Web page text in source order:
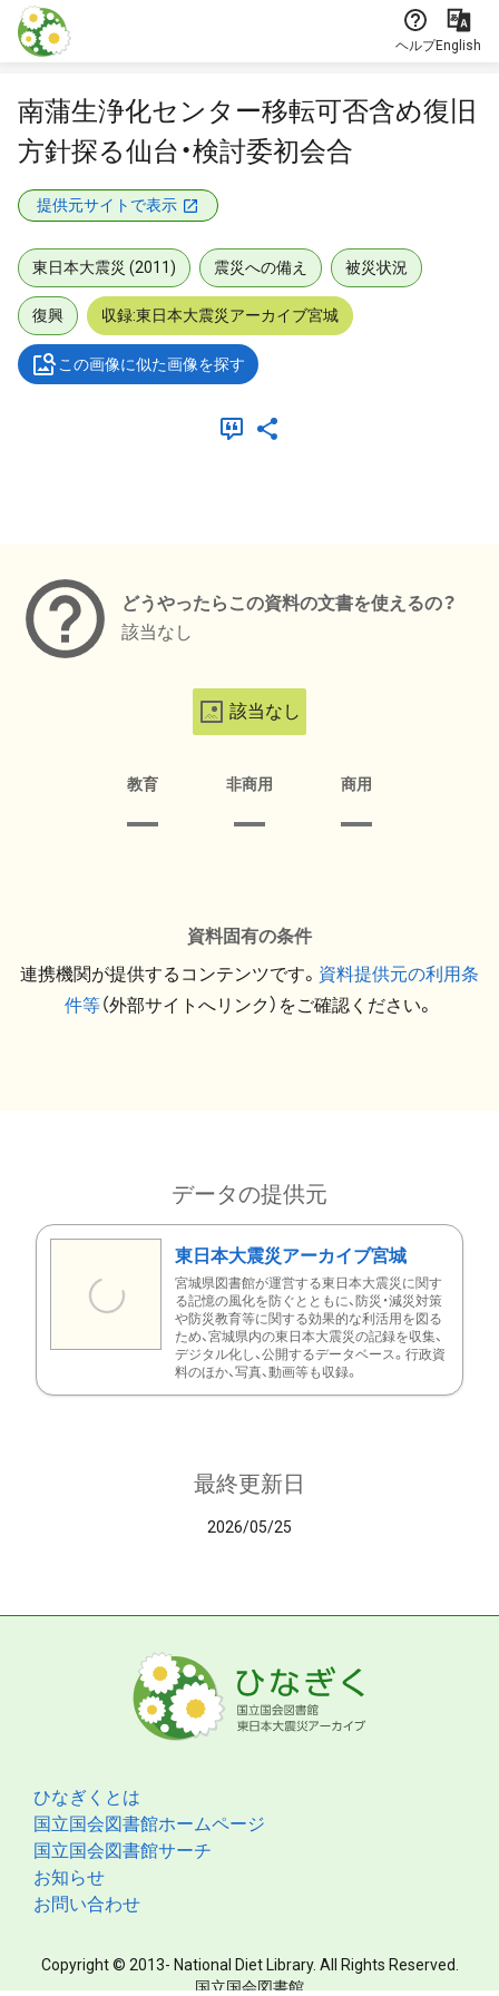
本文に飛ぶ
ヘルプEnglish
南蒲生浄化センター移転可否含め復旧
方針探る仙台・検討委初会合
提供元サイトで表示
東日本大震災 (2011) 震災への備え 被災状況
復興 収録:東日本大震災アーカイブ宮城
この画像に似た画像を探す
どうやったらこの資料の文書を使えるの？
該当なし
該当なし
教育 非商用 商用
資料固有の条件
連携機関が提供するコンテンツです。 資料提供元の利用条
件等（外部サイトへリンク）をご確認ください。
データの提供元
東日本大震災アーカイブ宮城
宮城県図書館が運営する東日本大震災に関す
る記憶の風化を防ぐとともに、防災・減災対策
や防災教育等に関する効果的な利活用を図る
ため、宮城県内の東日本大震災の記録を収集、
デジタル化し、公開するデータベース。行政資
料のほか、写真、動画等も収録。
最終更新日
2026/05/25
ひなぎくとは
国立国会図書館ホームページ
国立国会図書館サーチ
お知らせ
お問い合わせ
Copyright © 2013- National Diet Library. All Rights Reserved.